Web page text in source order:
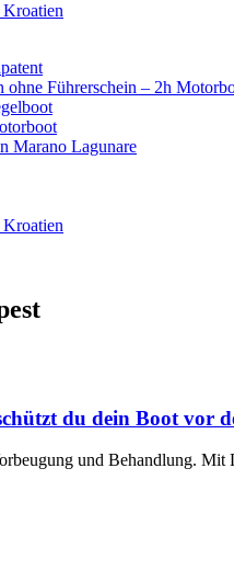
ohne Führerschein – 2h
Marano Lagunare
du dein Boot vor
und Behandlung.